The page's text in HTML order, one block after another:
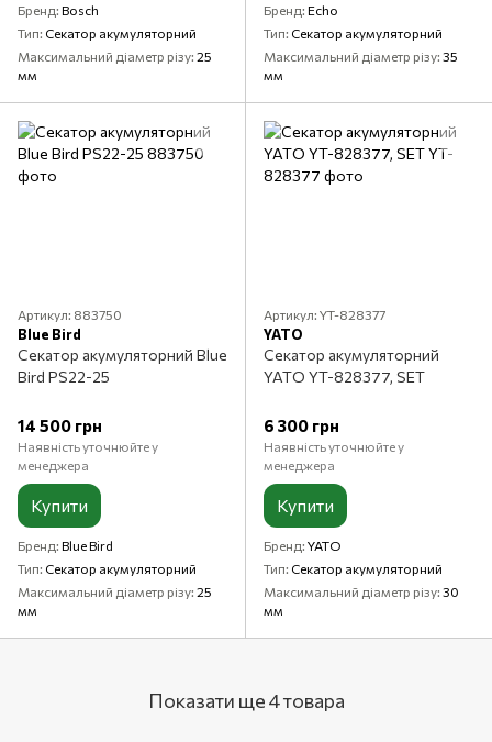
Бренд Bosch
Тип Секатор акумуляторний
Максимальний діаметр різу 25
мм
Бренд Echo
Тип Секатор акумуляторний
Максимальний діаметр різу 35
мм
Артикул: 883750
Blue Bird
Секатор акумуляторний Blue
Bird PS22-25
14 500 грн
Наявність уточнюйте у
менеджера
Купити
Бренд Blue Bird
Тип Секатор акумуляторний
Максимальний діаметр різу 25
мм
Артикул: YT-828377
YATO
Секатор акумуляторний
YATO YT-828377, SET
6 300 грн
Наявність уточнюйте у
менеджера
Купити
Бренд YATO
Тип Секатор акумуляторний
Максимальний діаметр різу 30
мм
Показати ще 4 товара